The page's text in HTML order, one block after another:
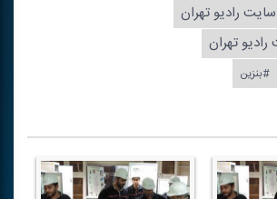
سایت رادیو تهران
تهران
#بنزین